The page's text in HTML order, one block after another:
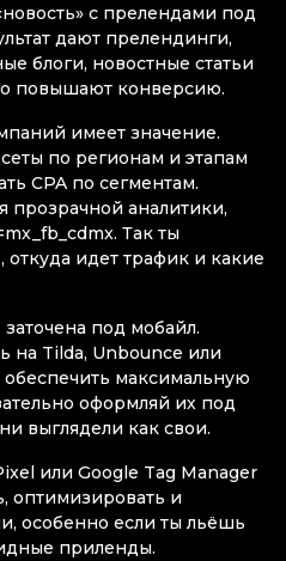
с прелендами под
дают прелендинги,
блоги, новостные статьи
повышают конверсию.
имеет значение.
по регионам и этапам
CPA по сегментам.
прозрачной аналитики,
Так ты
идет трафик и какие
под мобайл.
на Tilda, Unbounce или
максимальную
оформляй их под
выглядели как свои.
или Google Tag Manager
оптимизировать и
особенно если ты льёшь
приленды.